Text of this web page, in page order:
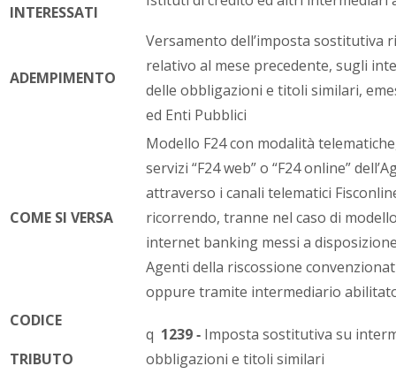
INTERESSATI
ADEMPIMENTO
Versamento dell’imposta sostitutiva
relativo al mese precedente, sugli
delle obbligazioni e titoli similari,
ed Enti Pubblici
COME SI VERSA
Modello F24 con modalità
servizi “F24 web” o “F24 online”
attraverso i canali telematici
ricorrendo, tranne nel caso di
internet banking messi a
Agenti della riscossione
oppure tramite intermediario
CODICE
TRIBUTO
q 1239‐ Imposta sostitutiva su
obbligazioni e titoli similari